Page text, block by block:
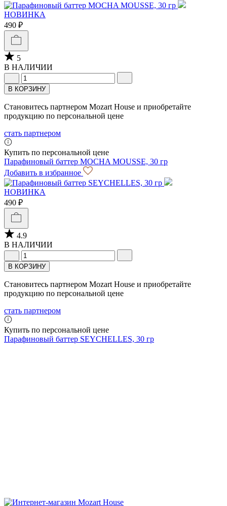
НОВИНКА
490 ₽
5
В НАЛИЧИИ
В КОРЗИНУ
Становитесь партнером Mozart House и приобретайте
продукцию по персональной цене
стать партнером
Купить по персональной цене
Парафиновый баттер MOCHA MOUSSE, 30 гр
Добавить в избранное
НОВИНКА
490 ₽
4.9
В НАЛИЧИИ
В КОРЗИНУ
Становитесь партнером Mozart House и приобретайте
продукцию по персональной цене
стать партнером
Купить по персональной цене
Парафиновый баттер SEYCHELLES, 30 гр